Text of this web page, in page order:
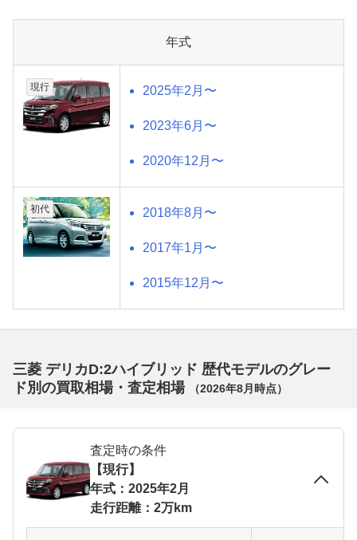
年式
現行 2025年2月〜
2023年6月〜
2020年12月〜
初代 2018年8月〜
2017年1月〜
2015年12月〜
三菱 デリカD:2ハイブリッド 歴代モデルのグレー
ド別の買取相場・査定相場
（2026年8月 時点）
査定時の条件
【現行】
年式：2025年2月
走行距離：2万km